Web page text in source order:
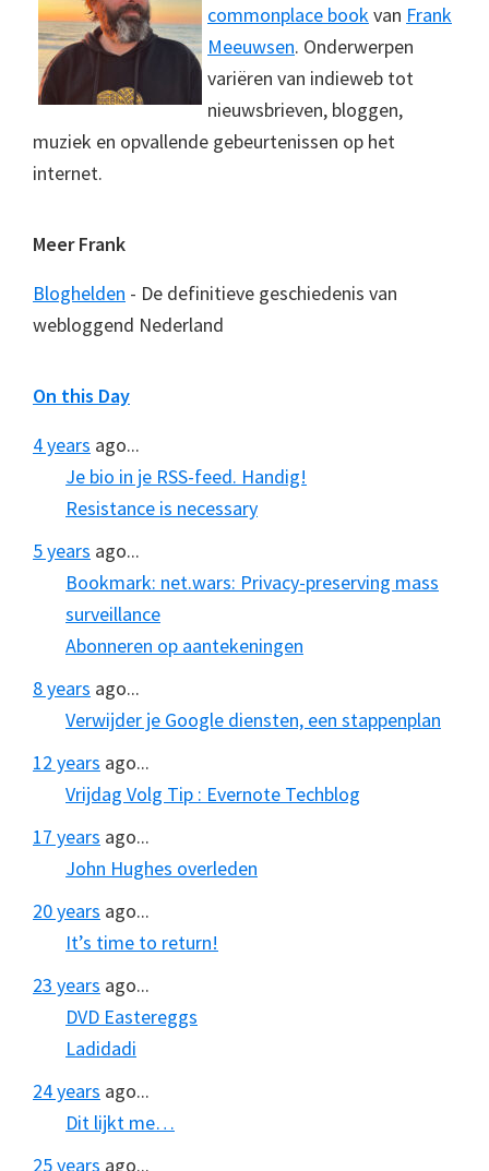
commonplace bookvan Frank
Meeuwsen. Onderwerpen
variëren van indieweb tot
nieuwsbrieven, bloggen,
muziek en opvallende gebeurtenissen op het
internet.
Meer Frank
Bloghelden - De definitieve geschiedenis van
webloggend Nederland
On this Day
4 years ago...
Je bio in je RSS-feed. Handig!
Resistance is necessary
5 years ago...
Bookmark: net.wars: Privacy-preserving mass
surveillance
Abonneren op aantekeningen
8 years ago...
Verwijder je Google diensten, een stappenplan
12 years ago...
Vrijdag Volg Tip : Evernote Techblog
17 years ago...
John Hughes overleden
20 years ago...
It’s time to return!
23 years ago...
DVD Eastereggs
Ladidadi
24 years ago...
Dit lijkt me…
25 years ago...